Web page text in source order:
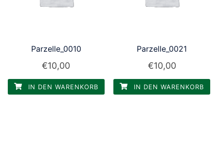
Parzelle_0010
€10,00
IN DEN WARENKORB
Parzelle_0021
€10,00
IN DEN WARENKORB